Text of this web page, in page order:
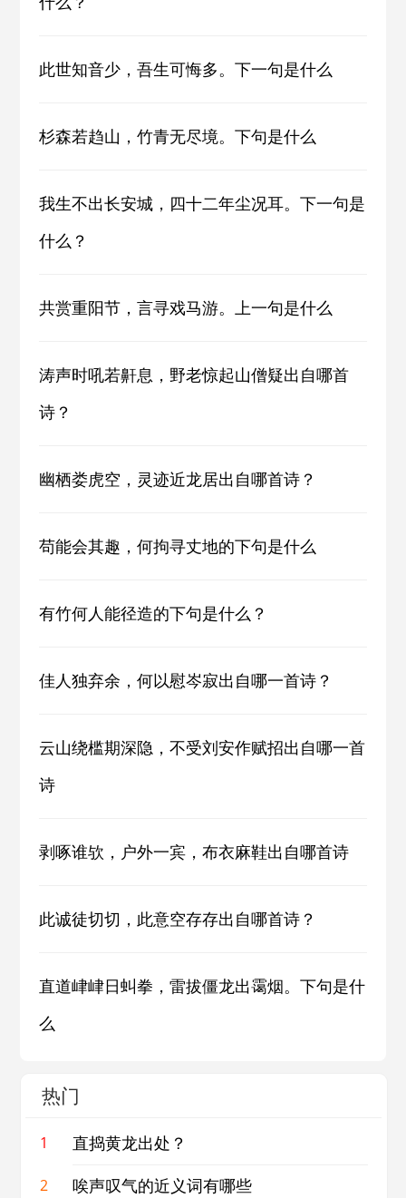
此世知音少，吾生可悔多。下一句是什么
杉森若趋山，竹青无尽境。下句是什么
我生不出长安城，四十二年尘况耳。下一句是
什么？
共赏重阳节，言寻戏马游。上一句是什么
涛声时吼若鼾息，野老惊起山僧疑出自哪首
诗？
幽栖娄虎空，灵迹近龙居出自哪首诗？
苟能会其趣，何拘寻丈地的下句是什么
有竹何人能径造的下句是什么？
佳人独弃余，何以慰岑寂出自哪一首诗？
云山绕槛期深隐，不受刘安作赋招出自哪一首
诗
剥啄谁欤，户外一宾，布衣麻鞋出自哪首诗
此诚徒切切，此意空存存出自哪首诗？
直道峍峍日虯拳，雷拔僵龙出霭烟。下句是什
么
热门
1 直捣黄龙出处？
2 唉声叹气的近义词有哪些